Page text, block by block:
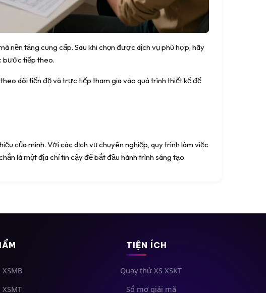
nền tảng cung cấp. Sau khi chọn được dịch vụ phù hợp, hãy
bước tiếp theo.
dõi tiến độ và trực tiếp tham gia vào quá trình thiết kế để
của mình. Với các dịch vụ chuyên nghiệp, quy trình làm việc
là một địa chỉ tin cậy để bắt đầu hành trình sáng tạo.
TIỆN ÍCH
Quay thử XS XSKT
Sổ mơ giải mã